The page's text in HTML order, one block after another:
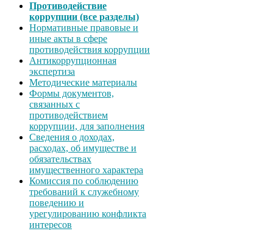
Противодействие
коррупции (все разделы)
Нормативные правовые и
иные акты в сфере
противодействия коррупции
Антикоррупционная
экспертиза
Методические материалы
Формы документов,
связанных с
противодействием
коррупции, для заполнения
Сведения о доходах,
расходах, об имуществе и
обязательствах
имущественного характера
Комиссия по соблюдению
требований к служебному
поведению и
урегулированию конфликта
интересов